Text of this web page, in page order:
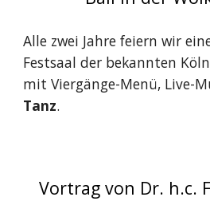
Alle zwei Jahre feiern wir
Festsaal der bekannten
mit Viergänge-Menü, Live-
Tanz.
Vortrag von Dr. h.c.